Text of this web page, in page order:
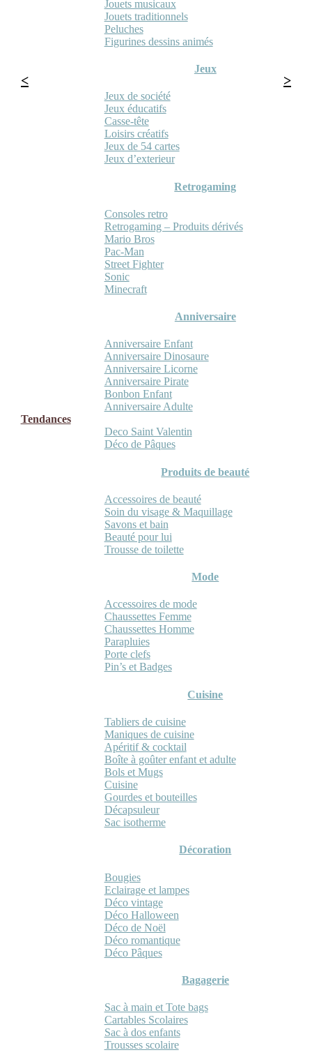
Jouets musicaux
Jouets traditionnels
Peluches
Figurines dessins animés
Jeux
Jeux de société
Jeux éducatifs
Casse-tête
Loisirs créatifs
Jeux de 54 cartes
Jeux d’exterieur
Retrogaming
Consoles retro
Retrogaming – Produits dérivés
Mario Bros
Pac-Man
Street Fighter
Sonic
Minecraft
Anniversaire
Anniversaire Enfant
Anniversaire Dinosaure
Anniversaire Licorne
Anniversaire Pirate
Bonbon Enfant
Anniversaire Adulte
Tendances
Deco Saint Valentin
Déco de Pâques
Produits de beauté
Accessoires de beauté
Soin du visage & Maquillage
Savons et bain
Beauté pour lui
Trousse de toilette
Mode
Accessoires de mode
Chaussettes Femme
Chaussettes Homme
Parapluies
Porte clefs
Pin’s et Badges
Cuisine
Tabliers de cuisine
Maniques de cuisine
Apéritif & cocktail
Boîte à goûter enfant et adulte
Bols et Mugs
Cuisine
Gourdes et bouteilles
Décapsuleur
Sac isotherme
Décoration
Bougies
Eclairage et lampes
Déco vintage
Déco Halloween
Déco de Noël
Déco romantique
Déco Pâques
Bagagerie
Sac à main et Tote bags
Cartables Scolaires
Sac à dos enfants
Trousses scolaire